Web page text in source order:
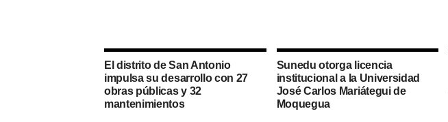
El distrito de San Antonio
impulsa su desarrollo con 27
obras públicas y 32
mantenimientos
Sunedu otorga licencia
institucional a la Universidad
José Carlos Mariátegui de
Moquegua